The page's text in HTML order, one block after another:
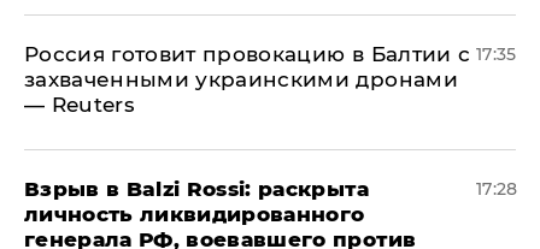
​Россия готовит провокацию в Балтии с
захваченными украинскими дронами
— Reuters
17:35
​Взрыв в Balzi Rossi: раскрыта
личность ликвидированного
генерала РФ, воевавшего против
17:28